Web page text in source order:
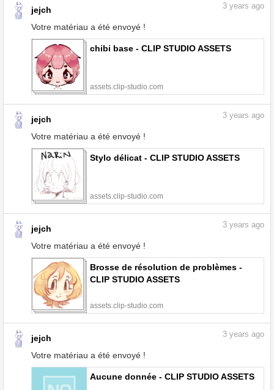
jejch
Votre matériau a été envoyé !
3 years ago
chibi base - CLIP STUDIO ASSETS
assets.clip-studio.com
jejch
Votre matériau a été envoyé !
3 years ago
Stylo délicat - CLIP STUDIO ASSETS
assets.clip-studio.com
jejch
Votre matériau a été envoyé !
3 years ago
Brosse de résolution de problèmes -
CLIP STUDIO ASSETS
assets.clip-studio.com
jejch
Votre matériau a été envoyé !
3 years ago
Aucune donnée - CLIP STUDIO ASSETS